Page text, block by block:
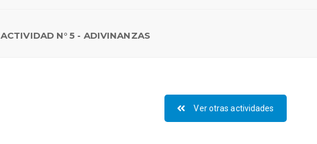
ACTIVIDAD N° 5 - ADIVINANZAS
Ver otras actividades